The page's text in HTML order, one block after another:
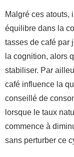
Malgré ces atouts,
équilibre dans la
tasses de café par
la cognition, alors
stabiliser. Par
café influence la
conseillé de
lorsque le taux
commence à
sans perturber ce